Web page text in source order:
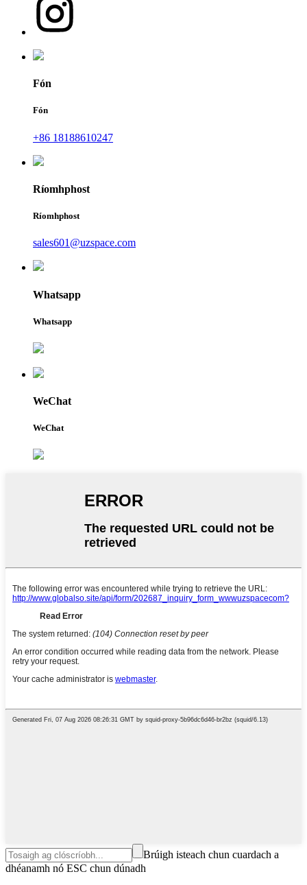
Fón
Fón
+86 18188610247
Ríomhphost
Ríomhphost
sales601@uzspace.com
Whatsapp
Whatsapp
WeChat
WeChat
Brúigh isteach chun cuardach a
dhéanamh nó ESC chun dúnadh